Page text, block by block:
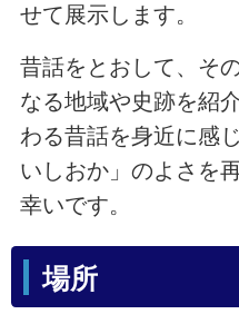
せて展示します。
昔話をとおして、そ
なる地域や史跡を紹
わる昔話を身近に感
いしおか」のよさを
幸いです。
場所